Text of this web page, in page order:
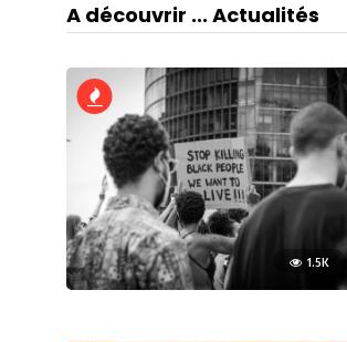
A découvrir ... Actualités
1.5K